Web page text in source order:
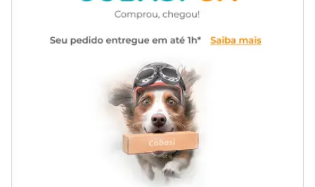
Por ser uma suculenta, aEcheveria Miniarmazena água em
resistência a diferentes condições climáticas fazem dela uma
charme e elegância sem demandar grandes cuidados.
Ela pode ser cultivada em vasos, canteiros ou conjuntos de terra,
oferecendo versatilidade tanto para ambientes internos quanto
externos. No entanto, é importante lembrar que a planta deve ser
protegida de excessos de umidade para garantir seu crescimento
Para maiores informações e tirar todas suas dúvidas sobre essa ou
outras plantas, consulte um especialista de jardinagem numa loja